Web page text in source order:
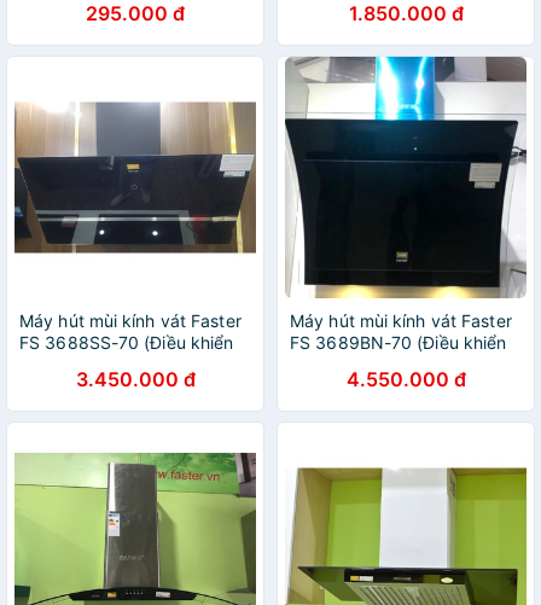
295.000 đ
70cm, Bảo Hành Chính Hãng
24 Tháng]
1.850.000 đ
Máy hút mùi kính vát Faster
FS 3688SS-70 (Điều khiển
êm, Bảo Hành Chính Hãng 2
Năm)
3.450.000 đ
Máy hút mùi kính vát Faster
FS 3689BN-70 (Điều khiển
Bảo Hành Chính Hãng 2
Năm)
4.550.000 đ